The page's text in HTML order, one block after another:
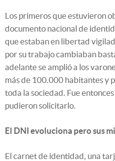
Los primeros que estuvieron
documento nacional de
que estaban en libertad
por su trabajo cambiaban
adelante se amplió a los
más de 100.000 habitantes y
toda la sociedad. Fue
pudieron solicitarlo.
El DNI evoluciona pero sus
El carnet de identidad, una